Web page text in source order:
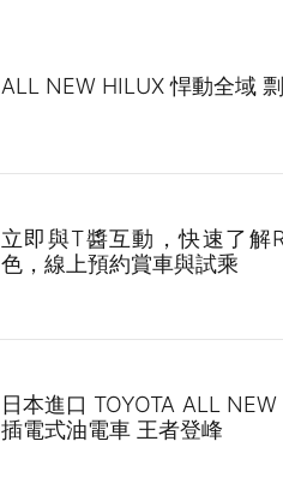
ALL NEW HILUX 悍動全域
立即與T醬互動，快速了解
色，線上預約賞車與試乘
日本進口 TOYOTA ALL
插電式油電車 王者登峰